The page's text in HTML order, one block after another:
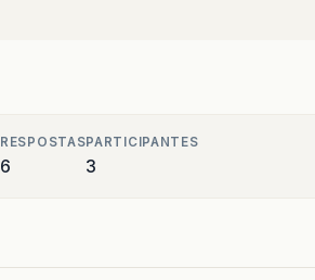
RESPOSTAS
6
PARTICIPANTES
3